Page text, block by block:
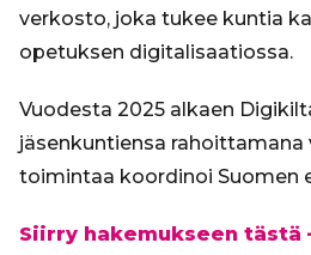
verkosto, joka tukee kuntia
opetuksen digitalisaatiossa.
Vuodesta 2025 alkaen
jäsenkuntiensa rahoittamana
toimintaa koordinoi Suomen
Siirry hakemukseen tästä